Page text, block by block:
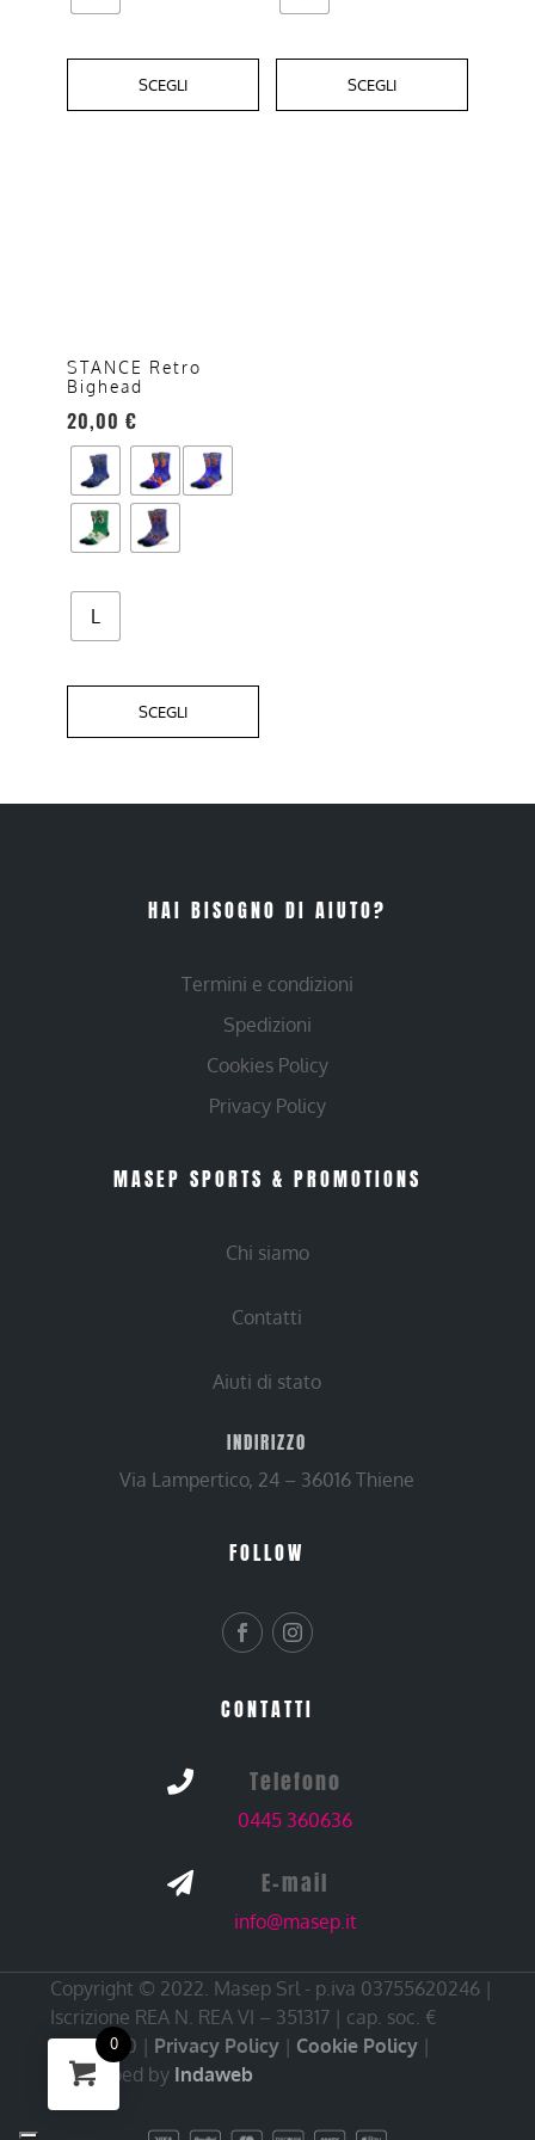
SCEGLI SCEGLI
STANCE Retro
Bighead
20,00 €
L
SCEGLI
opzioni
possono
essere
scelte
nella
pagina
del
HAI BISOGNO DI AIUTO?
Termini e condizioni
Spedizioni
Cookies Policy
Privacy Policy
MASEP SPORTS & PROMOTIONS
Chi siamo
Contatti
Aiuti di stato
INDIRIZZO
Via Lampertico, 24 – 36016 Thiene
FOLLOW
CONTATTI
 Telefono
0445 360636
 E-mail
info@masep.it
Copyright © 2022. Masep Srl - p.iva 03755620246 |
Iscrizione REA N. REA VI – 351317 | cap. soc. €
10.000,00 | Privacy Policy | Cookie Policy |
Developed by Indaweb
0